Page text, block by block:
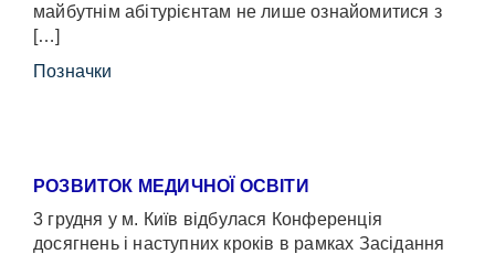
майбутнім абітурієнтам не лише ознайомитися з
[…]
Позначки
РОЗВИТОК МЕДИЧНОЇ ОСВІТИ
3 грудня у м. Київ відбулася Конференція
досягнень і наступних кроків в рамках Засідання